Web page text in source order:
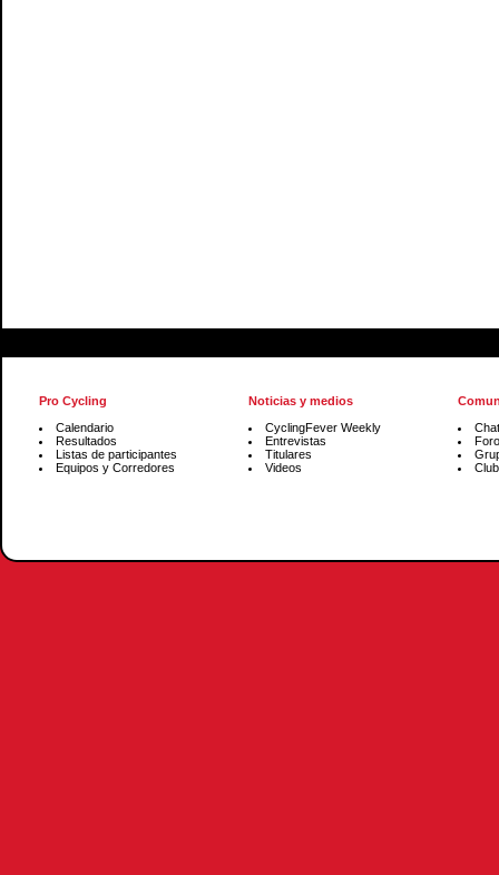
Pro Cycling
Calendario
Resultados
Listas de participantes
Equipos y Corredores
Noticias y medios
CyclingFever Weekly
Entrevistas
Titulares
Videos
Chat
Foro